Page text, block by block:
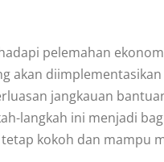
pelemahan
akan
jangkauan
langkah ini menjadi
kokoh dan mampu